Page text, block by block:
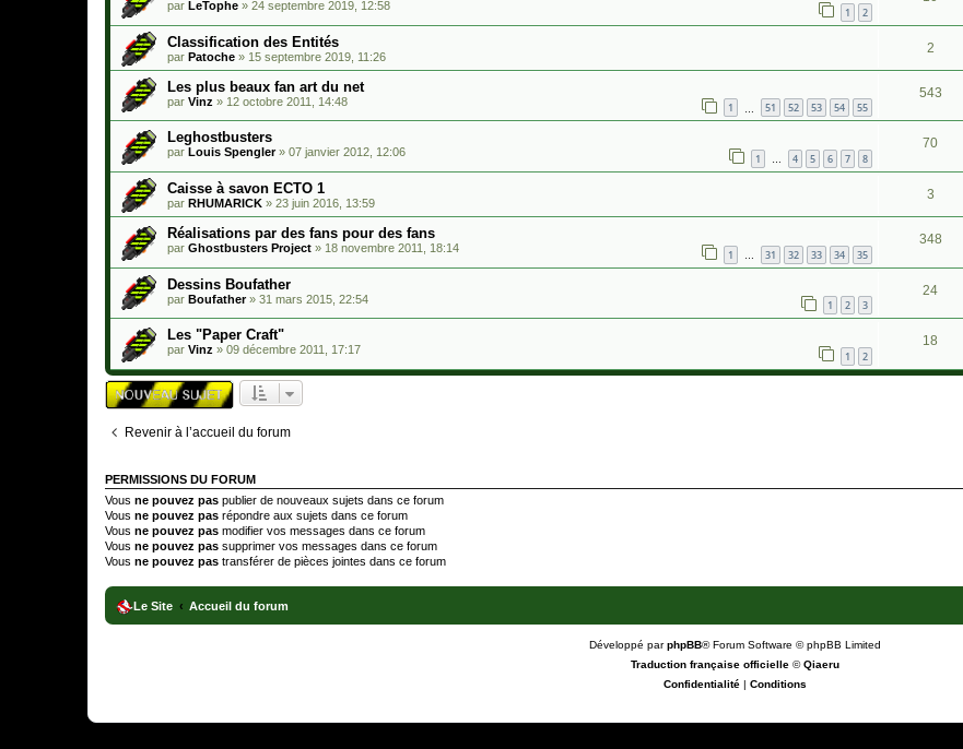
par LeTophe » 24 septembre 2019, 12:58 1 2
Classification des Entités
par Patoche » 15 septembre 2019, 11:26
2
Les plus beaux fan art du net
par Vinz » 12 octobre 2011, 14:48 1 51 52 53 54 55
543
Leghostbusters
par Louis Spengler» 07 janvier 2012, 12:06 1 … 4 5 6 7 8
70
Caisse à savon ECTO 1
par RHUMARICK » 23 juin 2016, 13:59
3
Réalisations par des fans pour des fans
par Ghostbusters Project » 18 novembre 2011, 18:14 1 … 31 32 33 34 35
348
Dessins Boufather
par Boufather» 31 mars 2015, 22:54 1 2 3
24
Les "Paper Craft"
par Vinz » 09 décembre 2011, 17:17 1 2
18
Revenir à l’accueil du forum
PERMISSIONS DU FORUM
Vous ne pouvez pas publier de nouveaux sujets dans ce forum
Vous ne pouvez pas répondre aux sujets dans ce forum
Vous ne pouvez pas modifier vos messages dans ce forum
Vous ne pouvez pas supprimer vos messages dans ce forum
Vous ne pouvez pas transférer de pièces jointes dans ce forum
Le Site Accueil du forum
Développé parphpBB® Forum Software © phpBB Limited
Traduction française officielle©Qiaeru
Confidentialité| Conditions